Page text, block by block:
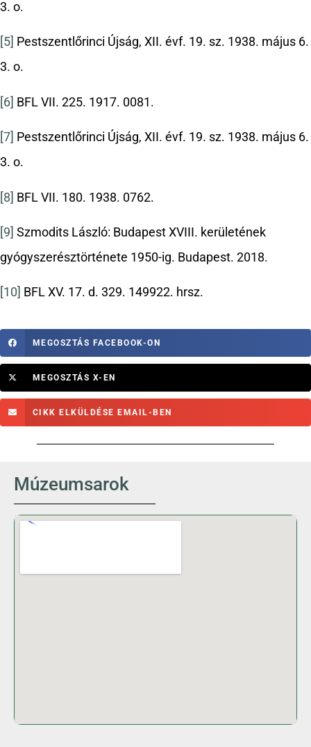
3. o.
[5] Pestszentlőrinci Újság, XII. évf. 19. sz. 1938. május 6.
3. o.
[6] BFL VII. 225. 1917. 0081.
[7] Pestszentlőrinci Újság, XII. évf. 19. sz. 1938. május 6.
3. o.
[8] BFL VII. 180. 1938. 0762.
[9] Szmodits László: Budapest XVIII. kerületének
gyógyszerésztörténete 1950-ig. Budapest. 2018.
[10] BFL XV. 17. d. 329. 149922. hrsz.
MEGOSZTÁS FACEBOOK-ON
MEGOSZTÁS X-EN
CIKK ELKÜLDÉSE EMAIL-BEN
Múzeumsarok